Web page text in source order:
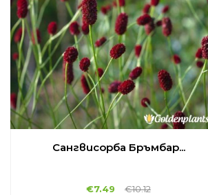
Сангвисорба Бръмбар...
€7.49 €10.12